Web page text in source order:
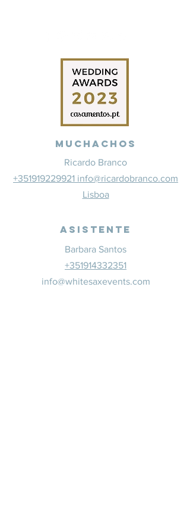
Muchachos
Ricardo Branco
+351919229921 info@ricardobranco.com
Lisboa
Asistente
Barbara Santos
+351914332351
info@whitesaxevents.com